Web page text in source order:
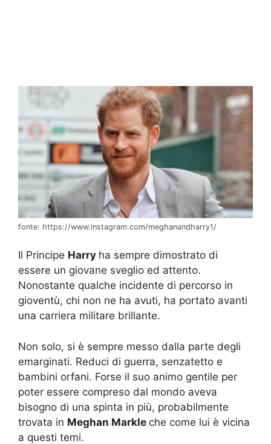
fonte: https://www.instagram.com/meghanandharry1/
Il Principe Harry ha sempre dimostrato di
essere un giovane sveglio ed attento.
Nonostante qualche incidente di percorso in
gioventù, chi non ne ha avuti, ha portato avanti
una carriera militare brillante.
Non solo, si è sempre messo dalla parte degli
emarginati. Reduci di guerra, senzatetto e
bambini orfani. Forse il suo animo gentile per
poter essere compreso dal mondo aveva
bisogno di una spinta in più, probabilmente
trovata in Meghan Markle che come lui è vicina
a questi temi.